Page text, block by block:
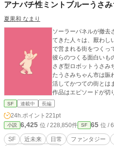
アナバチ性ミントブルーうさ
夏果和 なまり
ソーラーパネルが撤去
てきた人々は、厭わし
で営まれる街をつくっ
彼らのつくる面白いも
さぎ型ロボットうさみ
たうさみちゃん市は賑
活してかつての街とはまる
作品はエピソードが切
す（ただし前後で意味
そのため、ほとんどの
中途半端な文から始ま
の文章を書いてみたい
サイトにも同作品を掲
SF 連載中 長編
24h.ポイント 221pt
小説 6,425 位 / 228,850件 SF 65 位 /
SF 近未来 日常 ファンタジー